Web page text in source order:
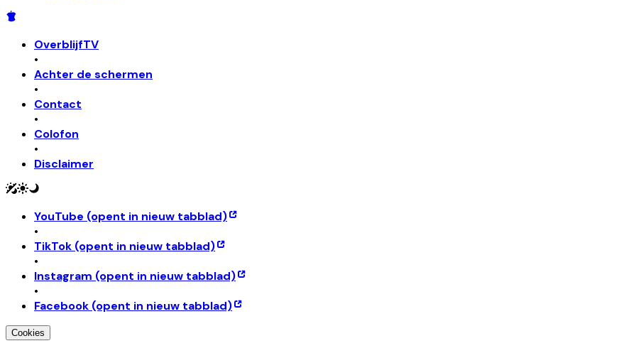
OverblijfTV
•
Achter de schermen
•
Contact
•
Colofon
•
Disclaimer
YouTube (opent in nieuw tabblad)
•
TikTok (opent in nieuw tabblad)
•
Instagram (opent in nieuw tabblad)
•
Facebook (opent in nieuw tabblad)
Cookies